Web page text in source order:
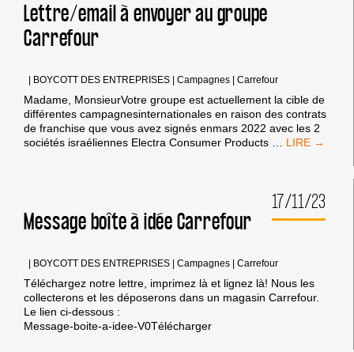
Lettre/email à envoyer au groupe
Carrefour
BOYCOTT DES ENTREPRISES |Campagnes |Carrefour
Madame, MonsieurVotre groupe est actuellement la cible de
différentes campagnesinternationales en raison des contrats
de franchise que vous avez signés enmars 2022 avec les 2
sociétés israéliennes Electra Consumer Products
LETTRE/
GROUPE
CARREFOUR
17/11/23
Message boîte à idée Carrefour
BOYCOTT DES ENTREPRISES |Campagnes |Carrefour
Téléchargez notre lettre, imprimez là et lignez là! Nous les
collecterons et les déposerons dans un magasin Carrefour.
Le lien ci-dessous :
Message-boite-a-idee-V0Télécharger